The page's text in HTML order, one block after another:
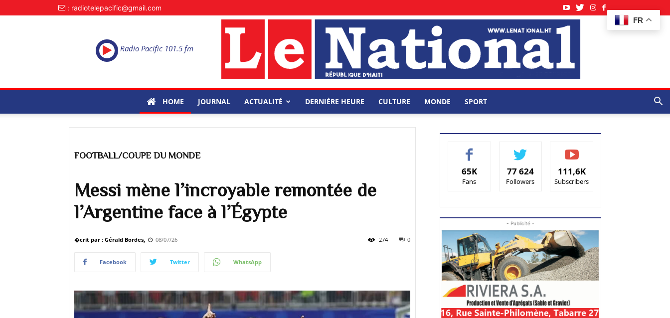
FR
: radiotelepacific@gmail.com
Radio Pacific 101.5 fm
HOME JOURNAL ACTUALITÉ DERNIÈRE HEURE CULTURE MONDE SPORT
FOOTBALL/COUPE DU MONDE
Messi mène l’incroyable remontée de
l’Argentine face à l’Égypte
�crit par : Gérald Bordes, 08/07/26 0
274
Facebook Twitter WhatsApp
65K
Fans
77 624
Followers
111,6K
Subscribers
- Publicité -